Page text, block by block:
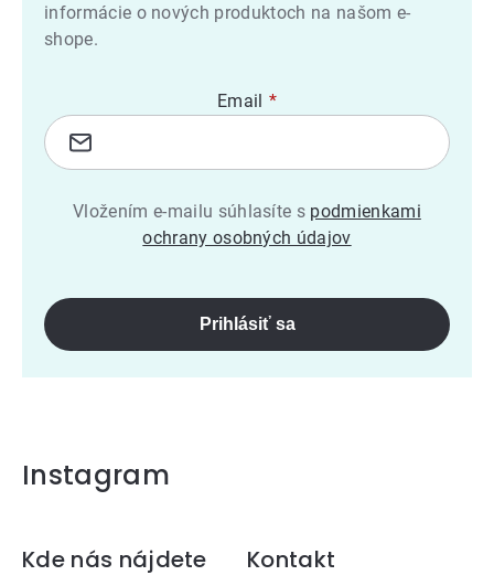
informácie o nových produktoch na našom e-
shope.
Email
Vložením e-mailu súhlasíte s podmienkami
ochrany osobných údajov
Prihlásiť sa
Instagram
Zápätie
Kde nás nájdete
Kontakt